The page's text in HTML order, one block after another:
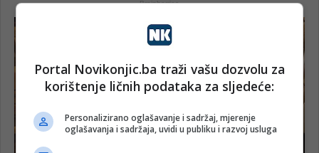
Portal Novikonjic.ba traži vašu dozvolu za
korištenje ličnih podataka za sljedeće:
Personalizirano oglašavanje i sadržaj, mjerenje
oglašavanja i sadržaja, uvidi u publiku i razvoj usluga